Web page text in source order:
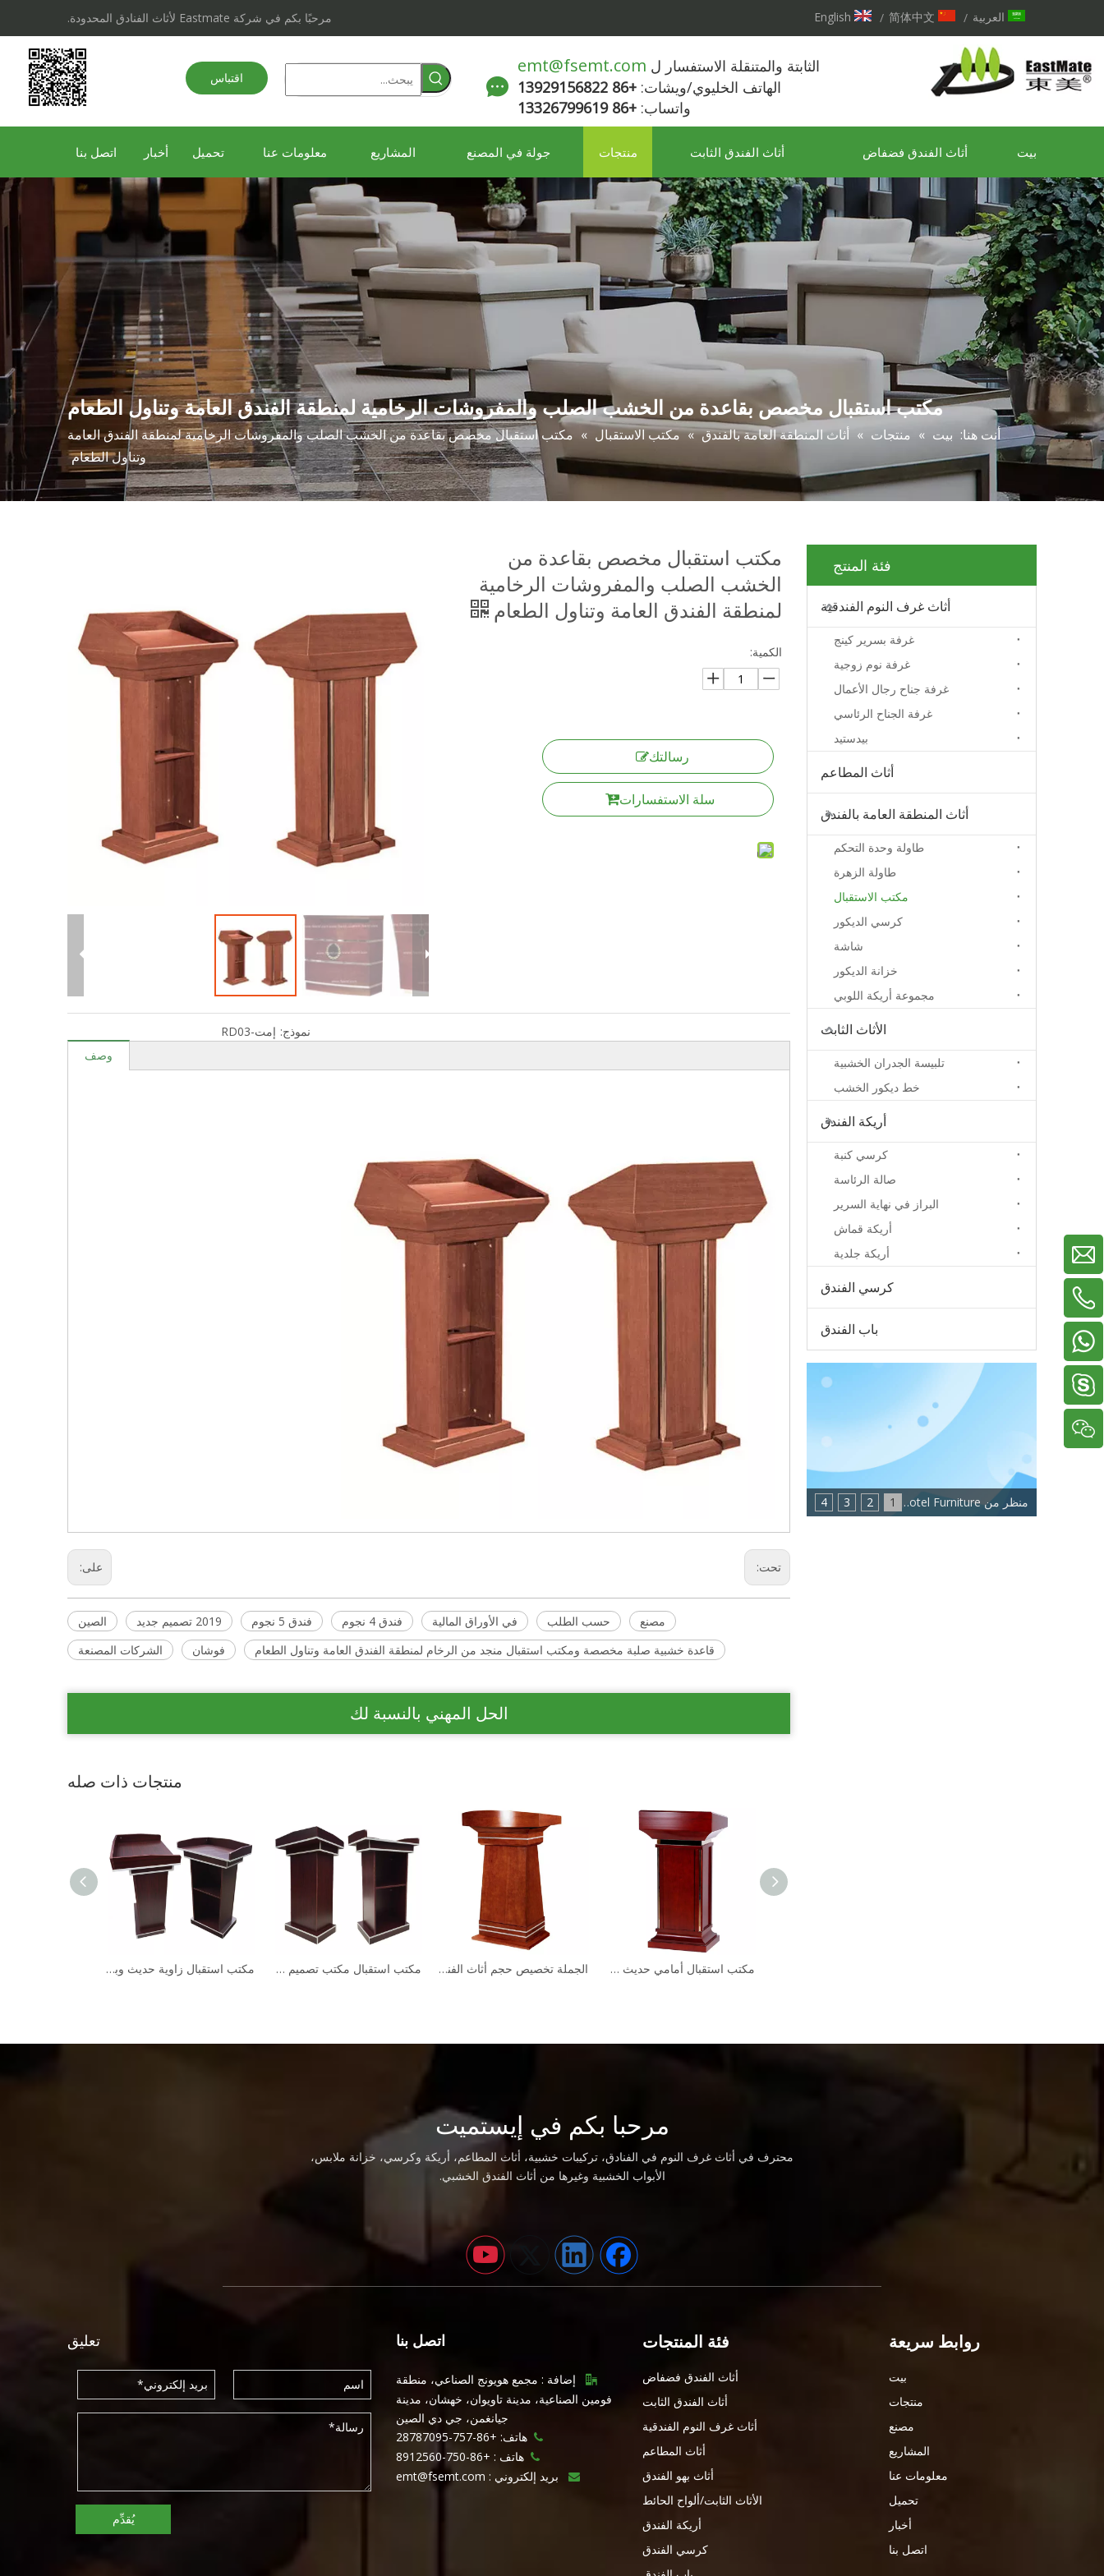
مرحبًا بكم في شركة Eastmate لأثاث الفنادق المحدودة. العربية /
简体中文
/
English
الثابتة والمتنقلة الاستفسار ل emt@fsemt.com
الهاتف الخليوي/ويشات: +86 13929156822
واتساب: +86 13326799619
اقتباس
بيت أثاث الفندق فضفاض أثاث الفندق الثابت منتجات جولة في المصنع المشاريع معلومات عنا تحميل أخبار اتصل بنا
مكتب استقبال مخصص بقاعدة من الخشب الصلب والمفروشات الرخامية لمنطقة الفندق العامة وتناول الطعام
أنت هنا: بيت » منتجات » أثاث المنطقة العامة بالفندق » مكتب الاستقبال » مكتب استقبال مخصص بقاعدة من الخشب الصلب والمفروشات الرخامية لمنطقة الفندق العامة
وتناول الطعام
مكتب استقبال مخصص بقاعدة من
الخشب الصلب والمفروشات الرخامية
لمنطقة الفندق العامة وتناول الطعام
الكمية:
رسالتك
سلة الاستفسارات
نموذج: إمت-RD03
وصف
على: تحت:
الصين 2019 تصميم جديد فندق 5 نجوم فندق 4 نجوم في الأوراق المالية حسب الطلب
مصنع
الشركات المصنعة
فوشان قاعدة خشبية صلبة مخصصة ومكتب استقبال منجد من الرخام لمنطقة الفندق العامة وتناول الطعام
الحل المهني بالنسبة لك
منتجات ذات صله
مكتب استقبال مكتب تصميم حديث طاولة استقبال خشبية وطاولة ترحيب لمكتب استقبال الفندق للبيع الجملة تخصيص حجم أثاث الفندق مكتب الاستقبال الخشبي مكتب استقبال أمامي حديث مخصص للمكتب التجاري مكتب استقبال بوتيك أمين الصندوق لصالون المطعم
فئة المنتج
أثاث غرف النوم الفندقية
غرفة بسرير كينج
غرفة نوم زوجية
غرفة جناح رجال الأعمال
غرفة الجناح الرئاسي
بيدستيد
أثاث المطاعم
أثاث المنطقة العامة بالفندق
طاولة وحدة التحكم
طاولة الزهرة
مكتب الاستقبال
كرسي الديكور
شاشة
خزانة الديكور
مجموعة أريكة اللوبي
الأثاث الثابت
تلبيسة الجدران الخشبية
خط ديكور الخشب
أريكة الفندق
كرسي كنبة
صالة الرئاسة
البراز في نهاية السرير
أريكة قماش
أريكة جلدية
كرسي الفندق
باب الفندق
1
2
3
4 منظر من Eastmate Hotel Furniture: اتجاه جديد لصناعة أثاث الفنادق
مرحبا بكم في إيستميت
محترف في أثاث غرف النوم في الفنادق، تركيبات خشبية، أثاث المطاعم، أريكة وكرسي، خزانة ملابس،
الأبواب الخشبية وغيرها من أثاث الفندق الخشبي.
روابط سريعة
بيت
منتجات
مصنع
المشاريع
معلومات عنا
تحميل
أخبار
اتصل بنا
فئة المنتجات
أثاث الفندق فضفاض
أثاث الفندق الثابت
أثاث غرف النوم الفندقية
أثاث المطاعم
أثاث بهو الفندق
الأثاث الثابت/ألواح الحائط
أريكة الفندق
كرسي الفندق
اتصل بنا

إضافة : مجمع هويونج الصناعي، منطقة
فومين الصناعية، مدينة تاويوان، خهشان، مدينة
جيانغمن، جي دي الصين
 هاتف: +86-757-28787095
 هاتف : +86-750-8912560
 بريد إلكتروني : emt@fsemt.com
تعليق
يُقدِّم